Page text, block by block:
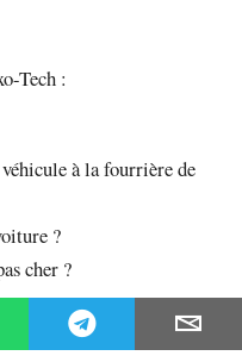
Tech :
à la fourrière de
?
cher ?